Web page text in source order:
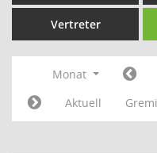
Vertreter
Monat
Aktuell